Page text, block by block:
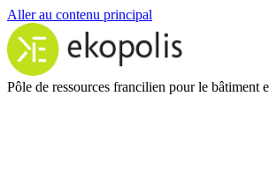
Aller au contenu principal
Pôle de ressources francilien pour le bâtiment